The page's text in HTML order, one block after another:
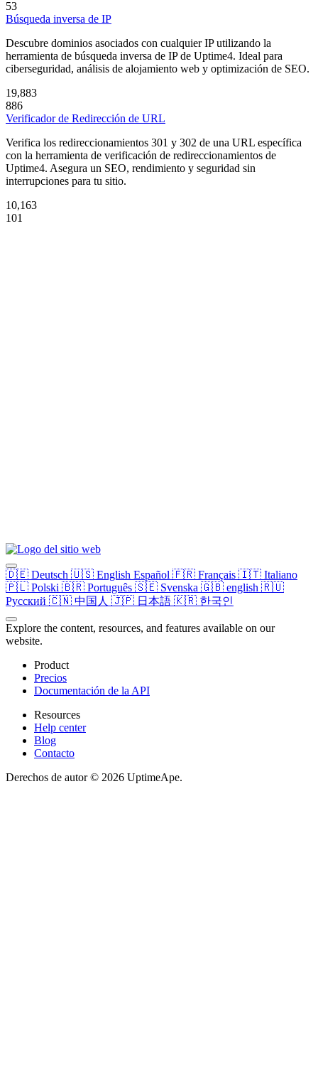
53
Búsqueda inversa de IP
Descubre dominios asociados con cualquier IP utilizando la
herramienta de búsqueda inversa de IP de Uptime4. Ideal para
ciberseguridad, análisis de alojamiento web y optimización de SEO.
19,883
886
Verificador de Redirección de URL
Verifica los redireccionamientos 301 y 302 de una URL específica
con la herramienta de verificación de redireccionamientos de
Uptime4. Asegura un SEO, rendimiento y seguridad sin
interrupciones para tu sitio.
10,163
101
🇩🇪 Deutsch 🇺🇸 English Español 🇫🇷 Français 🇮🇹 Italiano
🇵🇱 Polski 🇧🇷 Português 🇸🇪 Svenska 🇬🇧 english 🇷🇺
Русский 🇨🇳 中国人 🇯🇵 日本語 🇰🇷 한국인
Explore the content, resources, and features available on our
website.
Product
Precios
Documentación de la API
Resources
Help center
Blog
Contacto
Derechos de autor © 2026 UptimeApe.